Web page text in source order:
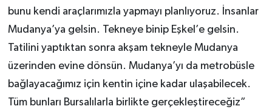
bunu kendi araçlarımızla yapmayı planlıyoruz. İnsanlar
Mudanya’ya gelsin. Tekneye binip Eşkel’e gelsin.
Tatilini yaptıktan sonra akşam tekneyle Mudanya
üzerinden evine dönsün. Mudanya’yı da metrobüsle
bağlayacağımız için kentin içine kadar ulaşabilecek.
Tüm bunları Bursalılarla birlikte gerçekleştireceğiz”